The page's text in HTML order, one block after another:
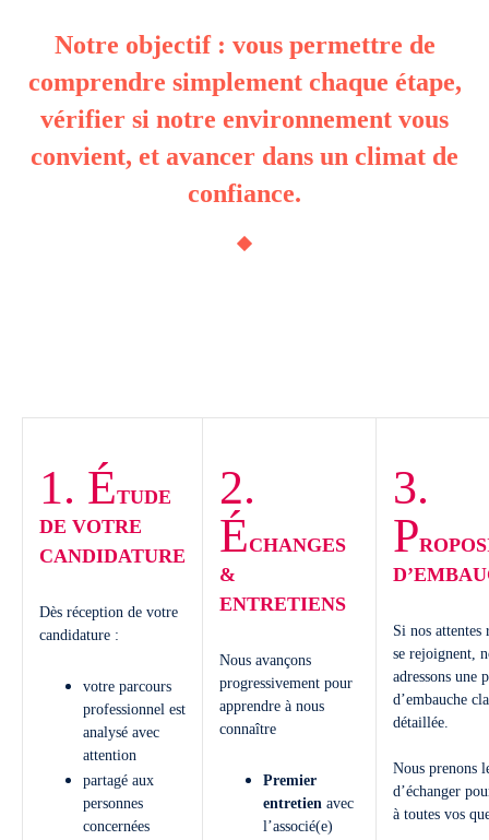
Notre objectif : vous permettre de
comprendre simplement chaque étape,
vérifier si notre environnement vous
convient, et avancer dans un climat de
confiance.
1. ÉTUDE
DE VOTRE
CANDIDATURE
Dès réception de votre
candidature :
votre parcours
professionnel est
analysé avec
attention
partagé aux
personnes
concernées
2.
ÉCHANGES
&
ENTRETIENS
Nous avançons
progressivement pour
apprendre à nous
connaître
Premier
entretien avec
l’associé(e)
3.
P
Si nos attentes
se rejoignent,
adressons une
d’embauche
détaillée.
Nous prenons
d’échanger
à toutes vos